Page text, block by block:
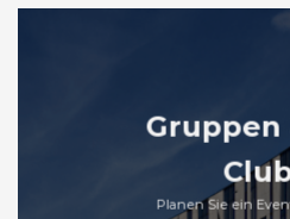
Gruppen
Planen Sie ein